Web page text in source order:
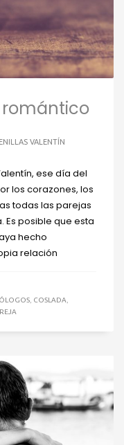
romántico
VALENTÍN
ese día del
los corazones, los
todas las parejas
Es posible que esta
hecho
relación
, COSLADA,